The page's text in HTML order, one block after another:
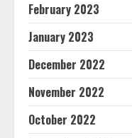
February 2023
January 2023
December 2022
November 2022
October 2022